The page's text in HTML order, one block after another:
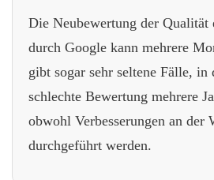
Die Neubewertung der Qualität
durch Google kann mehrere
gibt sogar sehr seltene Fälle, in
schlechte Bewertung mehrere
obwohl Verbesserungen an der
durchgeführt werden.